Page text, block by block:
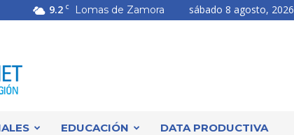
9.2 C Lomas de Zamora sábado 8 agosto, 2026
EDUCACIÓN DATA PRODUCTIVA